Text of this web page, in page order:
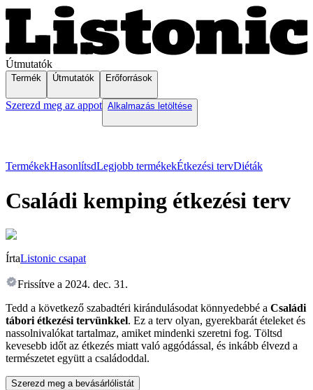
Útmutatók
Termék Útmutatók Erőforrások
Szerezd meg az appot Alkalmazás letöltése
TermékekHasonlítsdLegjobb termékekÉtkezési tervDiéták
Családi kemping étkezési terv
ÍrtaListonic csapat
Frissítve a 2024. dec. 31.
Tedd a következő szabadtéri kirándulásodat könnyedebbé a Családi
tábori étkezési tervünkkel. Ez a terv olyan, gyerekbarát ételeket és
nassolnivalókat tartalmaz, amiket mindenki szeretni fog. Töltsd
kevesebb időt az étkezés miatt való aggódással, és inkább élvezd a
természetet együtt a családoddal.
Szerezd meg a bevásárlólistát